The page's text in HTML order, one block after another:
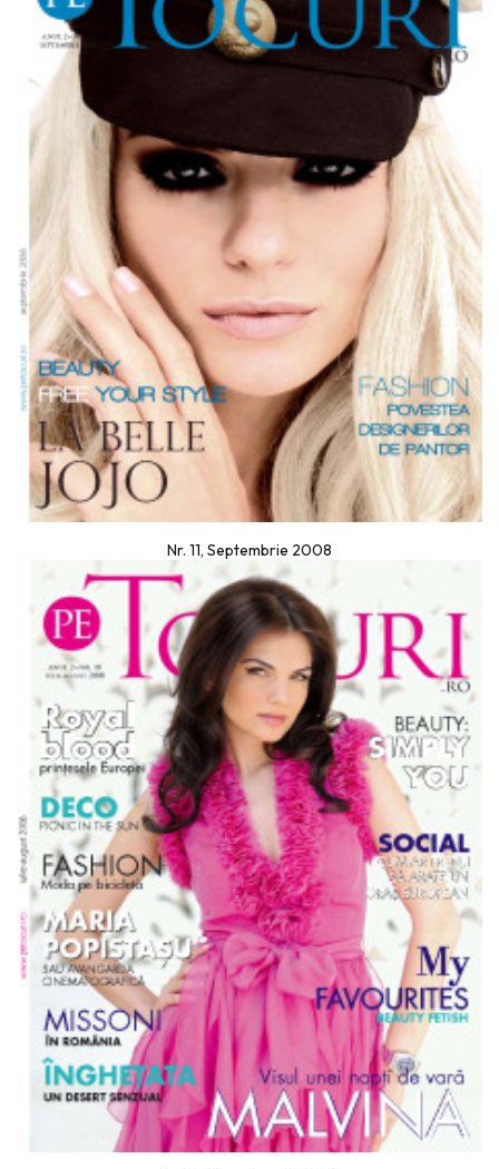
Nr. 11, Septembrie 2008